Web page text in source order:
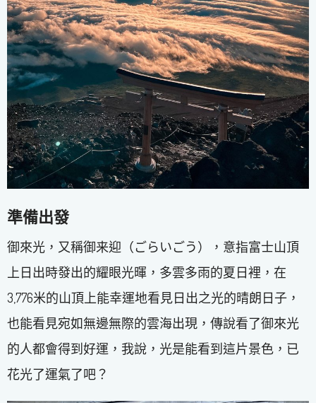
準備出發
御來光，又稱御来迎（ごらいごう），意指富士山頂
上日出時發出的耀眼光暉，多雲多雨的夏日裡，在
3,776米的山頂上能幸運地看見日出之光的晴朗日子，
也能看見宛如無邊無際的雲海出現，傳說看了御來光
的人都會得到好運，我說，光是能看到這片景色，已
花光了運氣了吧？